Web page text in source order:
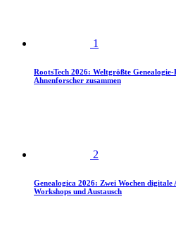
1
RootsTech 2026: Weltgrößte
Ahnenforscher zusammen
2
Genealogica 2026: Zwei Wochen
Workshops und Austausch